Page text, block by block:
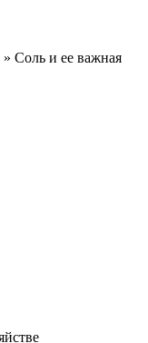
» Соль и ее важная